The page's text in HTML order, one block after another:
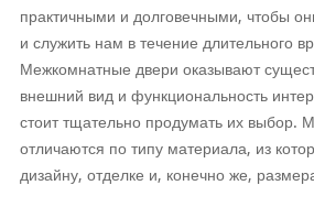
практичными и долговечными, чтобы
и служить нам в течение длительного
Межкомнатные двери оказывают
внешний вид и функциональность
стоит тщательно продумать их выбор.
отличаются по типу материала, из
дизайну, отделке и, конечно же,